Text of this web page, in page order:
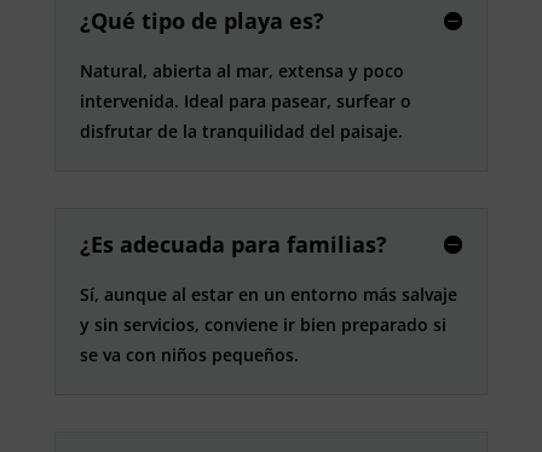
¿Qué tipo de playa es?
Natural, abierta al mar, extensa y poco
intervenida. Ideal para pasear, surfear o
disfrutar de la tranquilidad del paisaje.
¿Es adecuada para familias?
Sí, aunque al estar en un entorno más salvaje
y sin servicios, conviene ir bien preparado si
se va con niños pequeños.